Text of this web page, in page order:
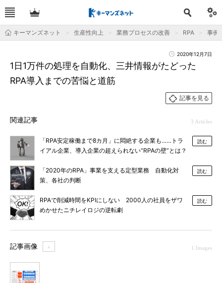
キーマンズネット 生産性向上 業務プロセスの改善 RPA 事例
2020年12月7日
1日1万件の処理を自動化、三井情報がたどった
RPA導入までの苦悩と道筋
記事を見る
関連記事 3 Articles
「RPA安定稼働まで8カ月」に悶絶する企業も……トラ
イアル企業、導入企業の超えられない“RPAの壁”とは？
読む
「2020年のRPA」事業を支える定型業務 自動化対
策、各社の判断
読む
RPAで削減時間をKPIにしない 2000人の社員をザワ
めかせたニチレイロジの逆転劇
読む
記事画像 ＋ 1 Images